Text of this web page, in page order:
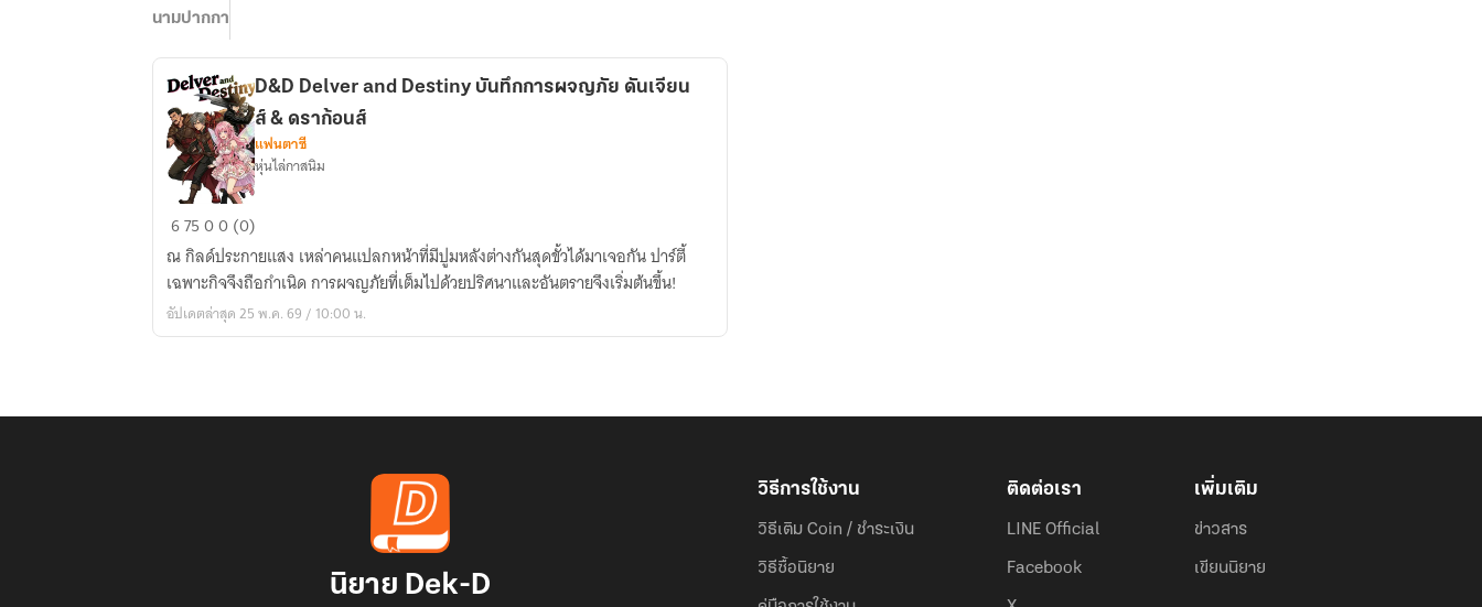
นามปากกา
D&D
Delver
and
Destiny
บันทึก
D&D Delver and Destiny บันทึกการผจญภัย ดันเจียน
ส์ & ดราก้อนส์
แฟนตาซี
หุ่นไล่กาสนิม
67500 (0)
ณ กิลด์ประกายแสง เหล่าคนแปลกหน้าที่มีปูมหลังต่างกันสุดขั้วได้มาเจอกัน ปาร์ตี้
เฉพาะกิจจึงถือกำเนิด การผจญภัยที่เต็มไปด้วยปริศนาและอันตรายจึงเริ่มต้นขึ้น!
อัปเดตล่าสุด 25 พ.ค. 69 / 10:00 น.
นิยาย Dek-D
วิธีการใช้งาน
วิธีเติม Coin / ชำระเงิน
วิธีซื้อนิยาย
ติดต่อเรา
LINE Official
Facebook
เพิ่มเติม
ข่าวสาร
เขียนนิยาย